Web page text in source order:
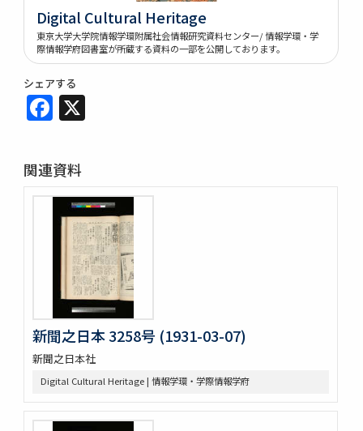
Digital Cultural Heritage
東京大学大学院情報学環附属社会情報研究資料センター/ 情報学環・学
際情報学府図書室が所蔵する資料の一部を公開しております。
シェアする
Facebook
関連資料
新聞之日本 3258号 (1931-03-07)
新聞之日本社
Digital Cultural Heritage | 情報学環・学際情報学府